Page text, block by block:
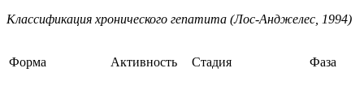
Классификация хронического гепатита (Лос-Анджелес, 1994)
Форма Активность Стадия Фаза